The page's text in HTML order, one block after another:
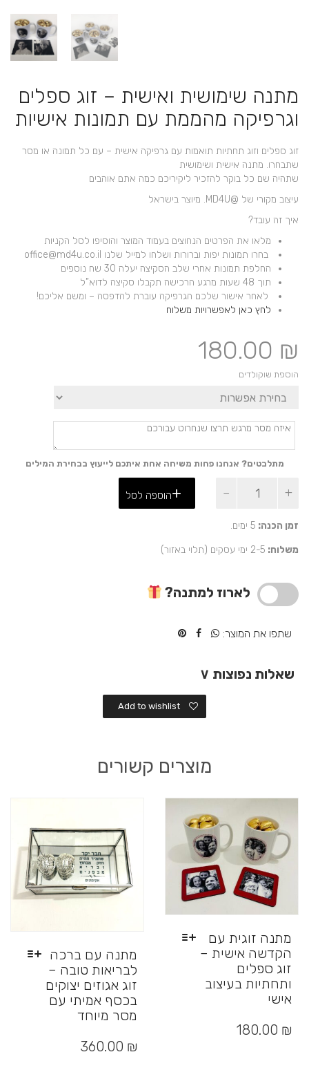
מתנה שימושית ואישית – זוג ספלים
וגרפיקה מהממת עם תמונות אישיות
זוג ספלים וזוג תחתיות תואמות עם גרפיקה אישית – עם כל תמונה או מסר
שתבחרו. מתנה אישית ושימושית
שתהיה שם כל בוקר להזכיר ליקיריכם כמה אתם אוהבים
עיצוב מקורי של @MD4U. מיוצר בישראל
איך זה עובד?
מלאו את הפרטים הנחוצים בעמוד המוצר והוסיפו לסל הקניות
בחרו תמונות יפות וברורות ושלחו למייל שלנו office@md4u.co.il
החלפת תמונות אחרי שלב הסקיצה יעלה 30 שח נוספים
תוך 48 שעות מרגע הרכישה תקבלו סקיצה לדוא”ל
לאחר אישור שלכם הגרפיקה עוברת להדפסה – ומשם אליכם!
לחץ כאן לאפשרויות משלוח
180.00 ₪
הוספת שוקולדים
מתלבטים? אנחנו פחות משיחה אחת איתכם לייעוץ בבחירת המילים
של
שימושית
-
ספלים
וגרפיקה
מהממת
תמונות
הוספה לסל
זמן הכנה: 5 ימים.
משלוח: 2-5 ימי עסקים (תלוי באזור)
לארוז למתנה?
שתפו את המוצר:
שאלות נפוצות ∨
Add to wishlist
מוצרים קשורים
מתנה עם ברכה
לבריאות טובה –
זוג אגוזים יצוקים
בכסף אמיתי עם
מסר מיוחד
זה 360.00 ₪
מתנה זוגית עם
הקדשה אישית –
זוג ספלים
ותחתיות בעיצוב
אישי
זה 180.00 ₪